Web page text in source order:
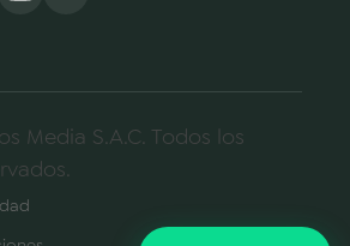
Media S.A.C. Todos los